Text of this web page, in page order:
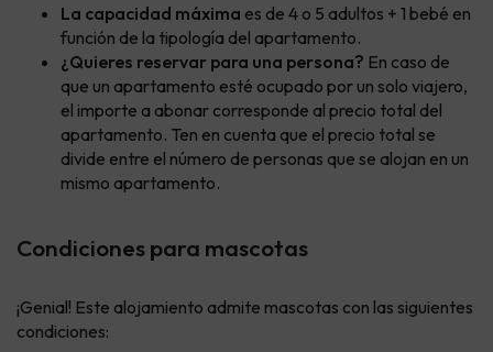
La capacidad máxima es de 4 o 5 adultos + 1 bebé en
función de la tipología del apartamento.
¿Quieres reservar para una persona? En caso de
que un apartamento esté ocupado por un solo viajero,
el importe a abonar corresponde al precio total del
apartamento. Ten en cuenta que el precio total se
divide entre el número de personas que se alojan en un
mismo apartamento.
Condiciones para mascotas
¡Genial! Este alojamiento admite mascotas con las siguientes
condiciones: